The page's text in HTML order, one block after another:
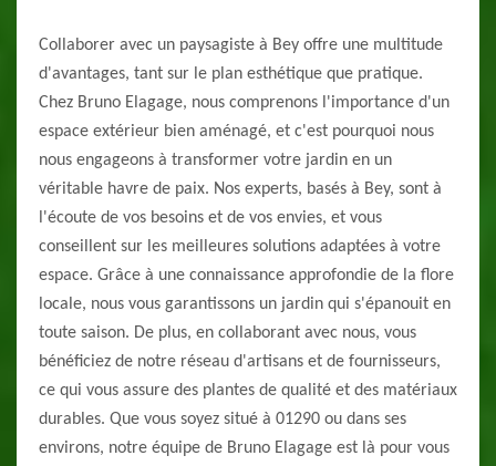
Collaborer avec un paysagiste à Bey offre une multitude
d'avantages, tant sur le plan esthétique que pratique.
Chez Bruno Elagage, nous comprenons l'importance d'un
espace extérieur bien aménagé, et c'est pourquoi nous
nous engageons à transformer votre jardin en un
véritable havre de paix. Nos experts, basés à Bey, sont à
l'écoute de vos besoins et de vos envies, et vous
conseillent sur les meilleures solutions adaptées à votre
espace. Grâce à une connaissance approfondie de la flore
locale, nous vous garantissons un jardin qui s'épanouit en
toute saison. De plus, en collaborant avec nous, vous
bénéficiez de notre réseau d'artisans et de fournisseurs,
ce qui vous assure des plantes de qualité et des matériaux
durables. Que vous soyez situé à 01290 ou dans ses
environs, notre équipe de Bruno Elagage est là pour vous